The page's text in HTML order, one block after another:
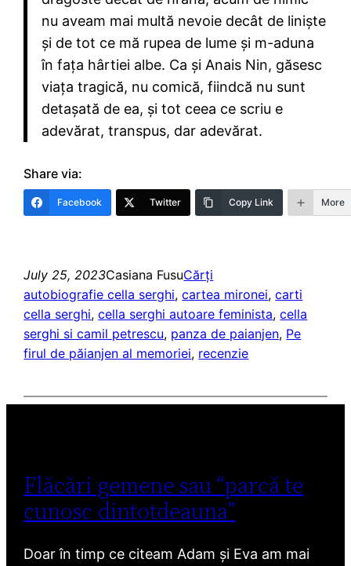
nu aveam mai multă nevoie decât de liniște
și de tot ce mă rupea de lume și m-aduna
în fața hârtiei albe. Ca și Anais Nin, găsesc
viața tragică, nu comică, fiindcă nu sunt
detașată de ea, și tot ceea ce scriu e
adevărat, transpus, dar adevărat.
Share via:
Facebook Twitter Copy Link More
July 25, 2023Casiana FusuCărți
autobiografie cella serghi, cartea mironei, carti
cella serghi, cella serghi autoare feminista, cella
serghi si camil petrescu, panza de paianjen, Pe
firul de păianjen al memoriei, recenzie
Flăcări gemene sau “parcă te
cunosc dintotdeauna”
Doar în timp ce citeam Adam și Eva am mai